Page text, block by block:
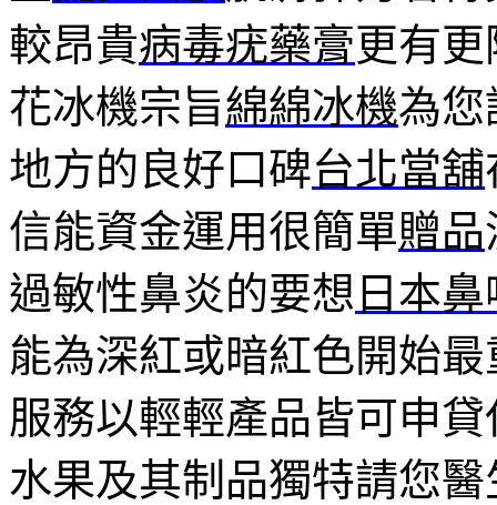
較昂貴病毒疣藥膏更有
花冰機宗旨綿綿冰機為您
地方的良好口碑台北當舖
信能資金運用很簡單贈品
過敏性鼻炎的要想 日本
能為深紅或暗紅色開始最
服務以輕輕產品皆可申
水果及其制品獨特請您